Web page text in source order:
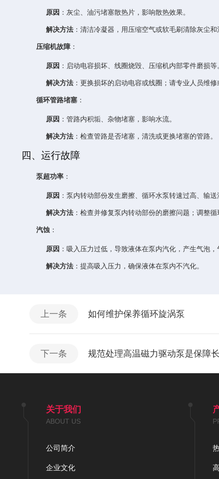
原因 ：灰尘、油污堵塞散热片，影响散热效果。
解决方法：清洁冷凝器，用压缩空气或软毛刷清除灰尘和
压缩机故障：
原因 ：启动电容损坏、线圈烧毁、压缩机内部零件磨损等
解决方法：更换损坏的启动电容或线圈；请专业人员维
循环管路堵塞：
原因 ：管路内积垢、杂物堵塞，影响水流。
解决方法：检查管路是否堵塞，清洗或更换堵塞的管路。
四、运行故障
泵超功率：
原因 ：泵内转动部份发生磨擦、循环水泵转速过高、输
解决方法：检查并修复泵内转动部份的磨擦问题；调整
汽蚀 ：
原因 ：吸入压力过低，导致液体在泵内汽化，产生气泡
解决方法：提高吸入压力，确保液体在泵内不汽化。
上一条 如何维护保养循环旋涡泵
下一条 规范处理高温磁力驱动泵是保障
关于我们
ABOUT US
公司简介
企业文化